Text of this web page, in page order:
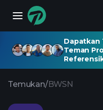
Dapatkan
Teman
Temukan/BWSN